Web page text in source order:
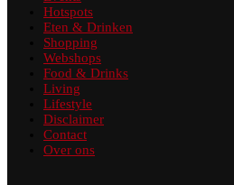
Hotspots
Eten & Drinken
Shopping
Webshops
Food & Drinks
Living
Lifestyle
Disclaimer
Contact
Over ons